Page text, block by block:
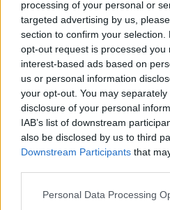
processing of your personal or
targeted advertising by us,
section to confirm your
opt-out request is processed you
interest-based ads based on
us or personal information
your opt-out. You may
disclosure of your personal
IAB’s list of downstream
also be disclosed by us to third
Downstream Participants that
Personal Data Processing
TAGY beseda bezepečnost
ineternet
Klučenice Monika
senioři